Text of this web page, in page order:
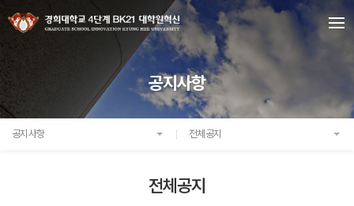
공지사항
공지사항 전체공지
전체공지